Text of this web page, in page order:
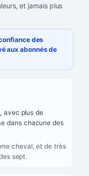
et jamais plus
des
aux abonnés de
or
avec plus de
dans chacune des
cheval, et de très
sept.